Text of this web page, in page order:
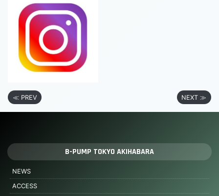
≪ PREV NEXT ≫
B-PUMP TOKYO AKIHABARA
NEWS
ACCESS